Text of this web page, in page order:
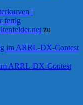
|
fertig
zu
im ARRL-DX-Contest
ARRL-DX-Contest